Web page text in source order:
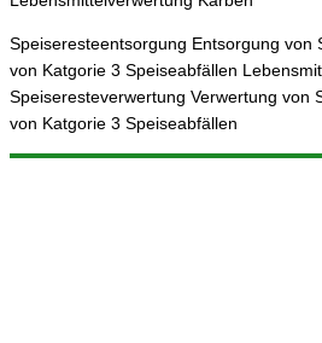
Speiseresteentsorgung Entsorgung von
von Katgorie 3 Speiseabfällen
Speiseresteverwertung Verwertung von
von Katgorie 3 Speiseabfällen